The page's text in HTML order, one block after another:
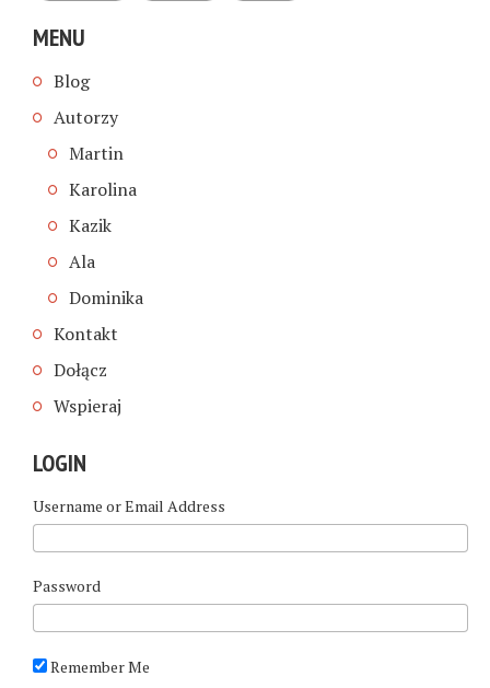
MENU
Blog
Autorzy
Martin
Karolina
Kazik
Ala
Dominika
Kontakt
Dołącz
Wspieraj
LOGIN
Username or Email Address
Password
Remember Me